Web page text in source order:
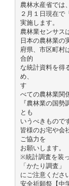
農林水産省では、
２月１日現在で
実施します。
農林業センサス
日本の農林業の
府県、市区町村
合的
な統計資料を得
め、
す
べての農林業関
『農林業の国勢
とも
いうべきもので
皆様のお宅や会
ご協力を
お願いします。
※統計調査を装
「かたり調査」
にご注意くださ
安全祈願祭【中